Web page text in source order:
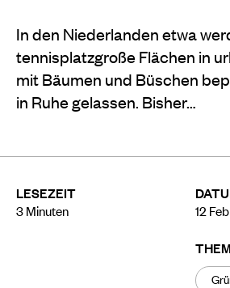
LESEZEIT
3Minuten
12
In den Niederlanden etwa
tennisplatzgroße Flächen in
mit Bäumen und Büschen
in Ruhe gelassen. Bisher…